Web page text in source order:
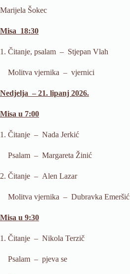
Marijela Šokec
Misa 18:30
1. Čitanje, psalam – Stjepan Vlah
Molitva vjernika – vjernici
Nedjelja – 21. lipanj 2026.
Misa u 7:00
1. Čitanje – Nada Jerkić
Psalam – Margareta Žinić
2. Čitanje – Alen Lazar
Molitva vjernika – Dubravka Emeršić
Misa u 9:30
1. Čitanje – Nikola Terzič
Psalam – pjeva se